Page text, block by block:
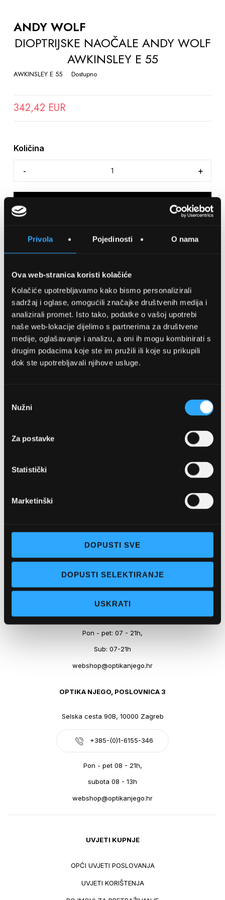
Privola Pojedinosti O nama
Ova web-stranica koristi kolačiće
Kolačiće upotrebljavamo kako bismo personalizirali
sadržaj i oglase, omogućili značajke društvenih medija i
analizirali promet. Isto tako, podatke o vašoj upotrebi
naše web-lokacije dijelimo s partnerima za društvene
medije, oglašavanje i analizu, a oni ih mogu kombinirati s
drugim podacima koje ste im pružili ili koje su prikupili
dok ste upotrebljavali njihove usluge.
pristanka
Nužni
Za postavke
Statistički
Marketinški
DOPUSTI SVE
DOPUSTI SELEKTIRANJE
USKRATI
THE
BEGINNING
OF
GALLERY
ANDY WOLF
DIOPTRIJSKE NAOČALE ANDY WOLF
AWKINSLEY E 55
AWKINSLEY E 55 Dostupno
342,42 EUR
Količina
SPREMITE NA LISTU ŽELJA
Detalji
Podijeli s prijateljima
webshop@optikanjego.hr
OPTIKA NJEGO, POSLOVNICA 2
+385-(0)21-612-709
Pon - pet: 07 - 21h,
Sub: 07-21h
webshop@optikanjego.hr
OPTIKA NJEGO, POSLOVNICA 3
Selska cesta 90B, 10000 Zagreb
+385-(0)1-6155-346
Pon - pet 08 - 21h,
subota 08 - 13h
webshop@optikanjego.hr
UVJETI KUPNJE
OPĆI UVJETI POSLOVANJA
UVJETI KORIŠTENJA